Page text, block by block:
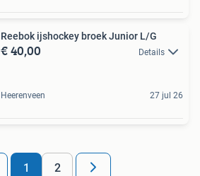
Reebok ijshockey broek Junior L/G
€ 40,00 Details
Heerenveen 27 jul 26
1 2